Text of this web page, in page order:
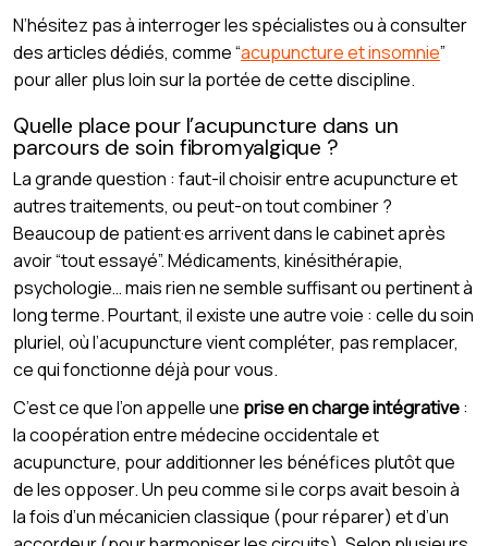
N’hésitez pas à interroger les spécialistes ou à consulter
des articles dédiés, comme “acupuncture et insomnie”
pour aller plus loin sur la portée de cette discipline.
Quelle place pour l’acupuncture dans un
parcours de soin fibromyalgique ?
La grande question : faut-il choisir entre acupuncture et
autres traitements, ou peut-on tout combiner ?
Beaucoup de patient·es arrivent dans le cabinet après
avoir “tout essayé”. Médicaments, kinésithérapie,
psychologie… mais rien ne semble suffisant ou pertinent à
long terme. Pourtant, il existe une autre voie : celle du soin
pluriel, où l’acupuncture vient compléter, pas remplacer,
ce qui fonctionne déjà pour vous.
C’est ce que l’on appelle une prise en charge intégrative:
la coopération entre médecine occidentale et
acupuncture, pour additionner les bénéfices plutôt que
de les opposer. Un peu comme si le corps avait besoin à
la fois d’un mécanicien classique (pour réparer) et d’un